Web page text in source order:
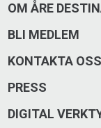
Besök på
OM ÅRE
BLI MEDLEM
KONTAKTA OSS
PRESS
DIGITAL